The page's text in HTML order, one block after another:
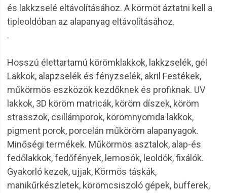
és lakkzselé eltávolításához. A körmöt áztatni kell a
tipleoldóban az alapanyag eltávolításához.
.
Hosszú élettartamú körömklakkok, lakkzselék, gél
Lakkok, alapzselék és fényzselék, akril Festékek,
műkörmös eszközök kezdőknek és profiknak. UV
lakkok, 3D köröm matricák, köröm díszek, köröm
strasszok, csillámporok, körömnyomda lakkok,
pigment porok, porcelán műköröm alapanyagok.
Minőségi termékek. Műkörmös asztalok, alap-és
fedőlakkok, fedőfények, lemosók, leoldók, fixálók.
Gyakorló kezek, ujjak, Körmös táskák,
manikűrkészletek, körömcsiszoló gépek, bufferek,